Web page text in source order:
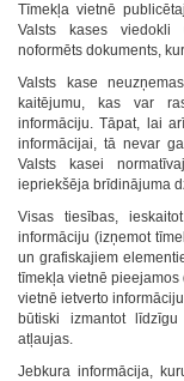
Tīmekļa vietnē
Valsts kases viedokli
noformēts dokuments,
Valsts kase
kaitējumu, kas var
informāciju. Tāpat, lai
informācijai, tā nevar
Valsts kasei
iepriekšēja brīdinājuma
Visas tiesības,
informāciju (izņemot
un grafiskajiem
tīmekļa vietnē pieejamos
vietnē ietverto
būtiski izmantot
atļaujas.
Jebkura informācija,